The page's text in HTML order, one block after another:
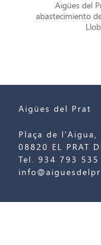
Aigües del
abastecimiento
Aigües del Prat
Plaça de l'Aigua,
08820 EL PRAT
Tel. 934 793 535